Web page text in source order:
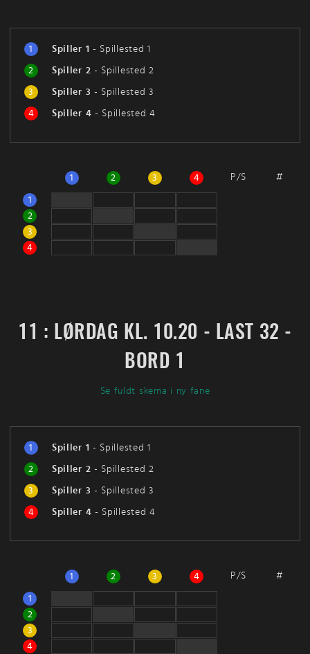
1 Spiller 1 - Spillested 1
2
Spiller 2 - Spillested 2
3
Spiller 3 - Spillested 3
4
Spiller 4 - Spillested 4
1 2 3 4 P/S
#
1
2
3
4
11 : LØRDAG KL. 10.20 - LAST 32 -
BORD 1
Se fuldt skema i ny fane
1 Spiller 1 - Spillested 1
2
Spiller 2 - Spillested 2
3
Spiller 3 - Spillested 3
4
Spiller 4 - Spillested 4
1 2 3 4 P/S
#
1
2
3
4